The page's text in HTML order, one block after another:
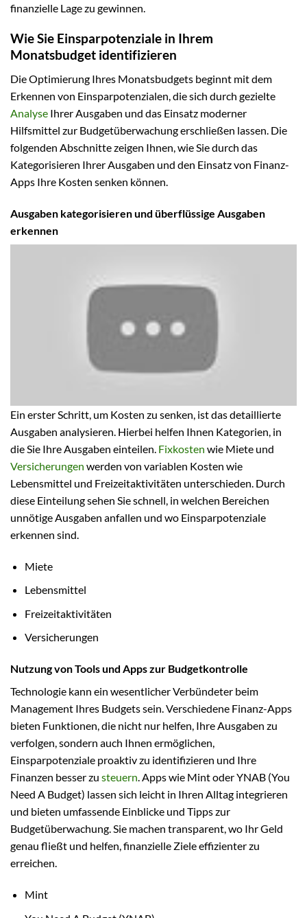
finanzielle Lage zu gewinnen.
Wie Sie Einsparpotenziale in Ihrem
Monatsbudget identifizieren
Die Optimierung Ihres Monatsbudgets beginnt mit dem
Erkennen von Einsparpotenzialen, die sich durch gezielte
Analyse Ihrer Ausgaben und das Einsatz moderner
Hilfsmittel zur Budgetüberwachung erschließen lassen. Die
folgenden Abschnitte zeigen Ihnen, wie Sie durch das
Kategorisieren Ihrer Ausgaben und den Einsatz von Finanz-
Apps Ihre Kosten senken können.
Ausgaben kategorisieren und überflüssige Ausgaben
erkennen
Ein erster Schritt, um Kosten zu senken, ist das detaillierte
Ausgaben analysieren. Hierbei helfen Ihnen Kategorien, in
die Sie Ihre Ausgaben einteilen. Fixkosten wie Miete und
Versicherungen werden von variablen Kosten wie
Lebensmittel und Freizeitaktivitäten unterschieden. Durch
diese Einteilung sehen Sie schnell, in welchen Bereichen
unnötige Ausgaben anfallen und wo Einsparpotenziale
erkennen sind.
Miete
Lebensmittel
Freizeitaktivitäten
Versicherungen
Nutzung von Tools und Apps zur Budgetkontrolle
Technologie kann ein wesentlicher Verbündeter beim
Management Ihres Budgets sein. Verschiedene Finanz-Apps
bieten Funktionen, die nicht nur helfen, Ihre Ausgaben zu
verfolgen, sondern auch Ihnen ermöglichen,
Einsparpotenziale proaktiv zu identifizieren und Ihre
Finanzen besser zu steuern. Apps wie Mint oder YNAB (You
Need A Budget) lassen sich leicht in Ihren Alltag integrieren
und bieten umfassende Einblicke und Tipps zur
Budgetüberwachung. Sie machen transparent, wo Ihr Geld
genau fließt und helfen, finanzielle Ziele effizienter zu
erreichen.
Mint